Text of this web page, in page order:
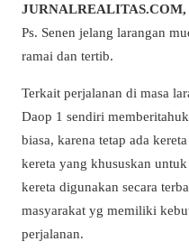
Ps. Senen jelang larangan
ramai dan tertib.
Terkait perjalanan di masa
Daop 1 sendiri
biasa, karena tetap ada
kereta yang khususkan
kereta digunakan secara
masyarakat yg memiliki
perjalanan.